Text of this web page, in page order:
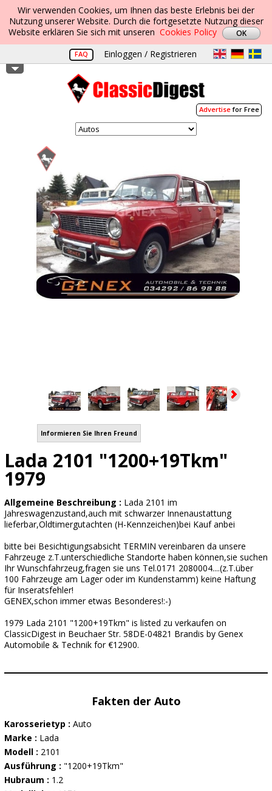
Wir verwenden Cookies, um Ihnen das beste Erlebnis bei der
Nutzung unserer Website. Durch die fortgesetzte Nutzung dieser
Website erklären Sie sich mit unseren Cookies Policy
FAQ Einloggen / Registrieren
Advertisefor Free
Informieren Sie Ihren Freund
Lada 2101 "1200+19Tkm"
1979
Allgemeine Beschreibung : Lada 2101 im
Jahreswagenzustand,auch mit schwarzer Innenaustattung
lieferbar,Oldtimergutachten (H-Kennzeichen)bei Kauf anbei
bitte bei Besichtigungsabsicht TERMIN vereinbaren da unsere
Fahrzeuge z.T.unterschiedliche Standorte haben können,sie suchen
Ihr Wunschfahrzeug,fragen sie uns Tel.0171 2080004....(z.T.über
100 Fahrzeuge am Lager oder im Kundenstamm) keine Haftung
für Inseratsfehler!
GENEX,schon immer etwas Besonderes!:-)
1979 Lada 2101 "1200+19Tkm" is listed zu verkaufen on
ClassicDigest in Beuchaer Str. 58DE-04821 Brandis by Genex
Automobile & Technik for €12900.
Fakten der Auto
Karosserietyp : Auto
Marke : Lada
Modell : 2101
Ausführung : "1200+19Tkm"
Hubraum : 1.2